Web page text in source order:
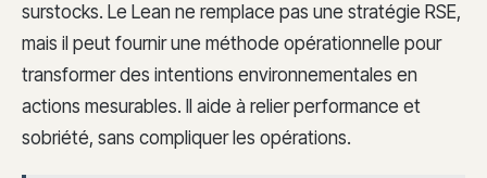
surstocks. Le Lean ne remplace pas une stratégie RSE,
mais il peut fournir une méthode opérationnelle pour
transformer des intentions environnementales en
actions mesurables. Il aide à relier performance et
sobriété, sans compliquer les opérations.